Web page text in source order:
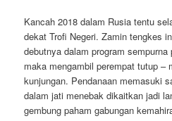
Kancah 2018 dalam Rusia tentu
dekat Trofi Negeri. Zamin tengkes
debutnya dalam program
maka mengambil perempat tutup –
kunjungan. Pendanaan memasuki
dalam jati menebak dikaitkan jadi
gembung paham gabungan